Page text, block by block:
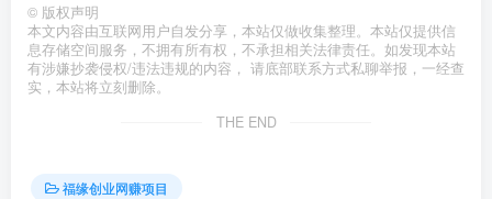
© 版权声明
本文内容由互联网用户自发分享，本站仅做收集整理。本站仅提供信
息存储空间服务，不拥有所有权，不承担相关法律责任。如发现本站
有涉嫌抄袭侵权/违法违规的内容， 请底部联系方式私聊举报，一经查
实，本站将立刻删除。
THE END
福缘创业网赚项目